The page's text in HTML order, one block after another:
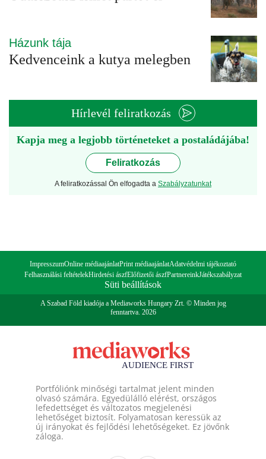
Házunk tája
Kedvenceink a kutya melegben
Hírlevél feliratkozás
Kapja meg a legjobb történeteket a postaládájába!
Feliratkozás
A feliratkozással Ön elfogadta a Szabályzatunkat
ImpresszumOnline médiaajánlatPrint médiaajánlatAdatvédelmi tájékoztató
Felhasználási feltételekHirdetési ászfElőfizetői ászfPartnereinkJátékszabályzat
Süti beállítások
A Szabad Föld kiadója a Mediaworks Hungary Zrt. © Minden jog
fenntartva. 2026
Portfóliónk minőségi tartalmat jelent minden
olvasó számára. Egyedülálló elérést, országos
lefedettséget és változatos megjelenési
lehetőséget biztosít. Folyamatosan keressük az
új irányokat és fejlődési lehetőségeket. Ez jövőnk
záloga.